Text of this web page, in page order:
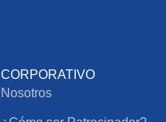
CORPORATIVO
Nosotros